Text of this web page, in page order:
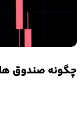
چگونه صندوق